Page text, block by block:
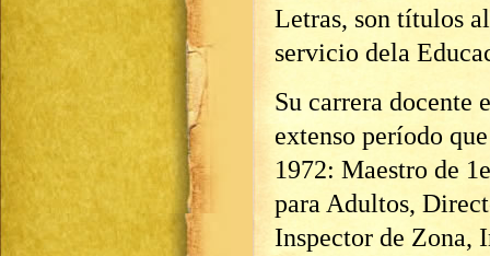
Letras, son títulos
servicio dela
Su carrera docente
extenso período
1972: Maestro de
para Adultos,
Inspector de Zona,